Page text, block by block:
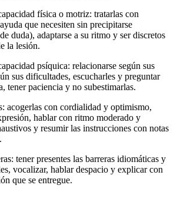
física o motriz: tratarlas con
que necesiten sin precipitarse
duda), adaptarse a su ritmo y ser discretos
la lesión.
psíquica: relacionarse según sus
sus dificultades, escucharles y preguntar
tener paciencia y no subestimarlas.
acogerlas con cordialidad y optimismo,
hablar con ritmo moderado y
y resumir las instrucciones con notas
tener presentes las barreras idiomáticas y
vocalizar, hablar despacio y explicar con
que se entregue.